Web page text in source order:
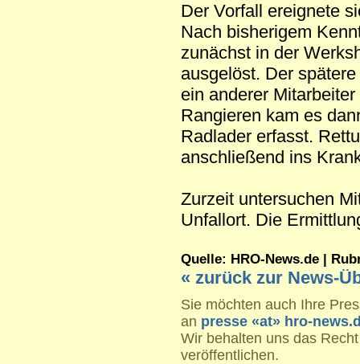
Der Vorfall ereignete
Nach bisherigem
zunächst in der
ausgelöst. Der
ein anderer
Rangieren kam es
Radlader erfasst.
anschließend ins
Zurzeit untersuchen
Unfallort. Die
Quelle: HRO-News.de |
« zurück zur News-
Sie möchten auch Ihre
an presse «at» hro-
Wir behalten uns das
veröffentlichen.